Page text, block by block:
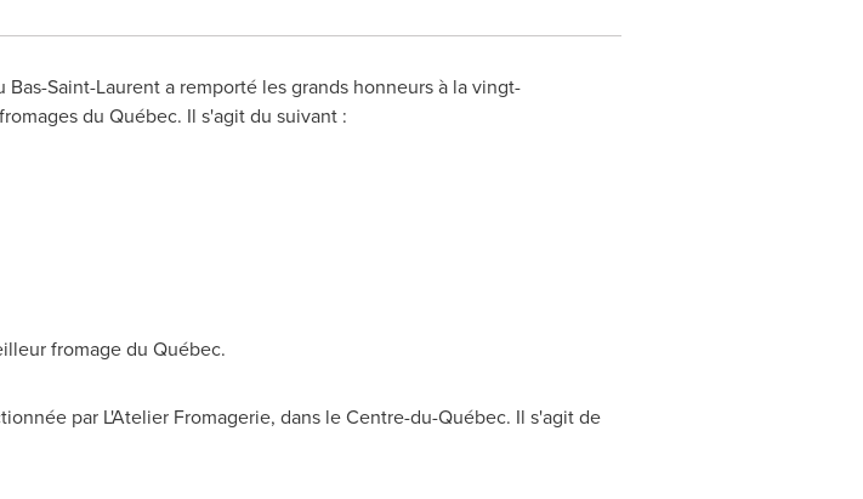
Saint-Laurent a remporté les grands honneurs à la vingt-
du Québec. Il s'agit du suivant :
fromage du Québec.
par L'Atelier Fromagerie, dans le Centre-du-Québec. Il s'agit de